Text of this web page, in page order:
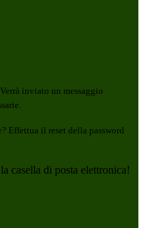
Verrà inviato un messaggio
Effettua il reset della password
casella di posta elettronica!